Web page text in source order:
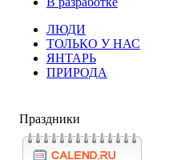
ЛЮДИ
ТОЛЬКО У НАС
ЯНТАРЬ
ПРИРОДА
Праздники